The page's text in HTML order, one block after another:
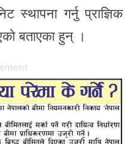
स्थापना गर्नु प्राज्ञिक
बताएका हुन् ।